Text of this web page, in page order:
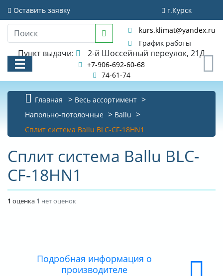
Оставить заявку г.Курск
kurs.klimat@yandex.ru
График работы
Пункт выдачи: 2-й Шоссейный переулок, 21Д
+7-906-692-60-68
74-61-74
КАТАЛОГ
АКЦИИ И РАСПРОДАЖИ
УСЛУГИ
БИБЛИОТЕКА
ДОСТАВКА
Главная
Весь ассортимент
Напольно-потолочные
Ballu
Сплит система Ballu BLC-CF-18HN1
Сплит система Ballu BLC-
CF-18HN1
1 оценка 1 нет оценок
Подробная информация о
производителе